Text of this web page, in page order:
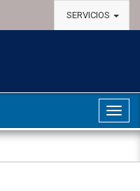
SERVICIOS